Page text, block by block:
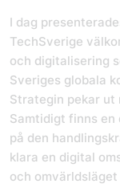
I dag
TechSverige
och digitalisering
Sveriges globala
Strategin pekar ut
Samtidigt finns
på den
klara en digital
och omvärldsläget